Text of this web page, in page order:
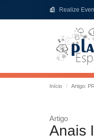
Realize
Início Artigo:
Artigo
Anais